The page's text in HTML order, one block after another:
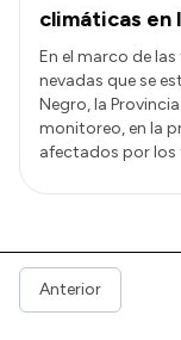
climáticas en
En el marco de
nevadas que se
Negro, la
monitoreo, en la
afectados por los
Anterior